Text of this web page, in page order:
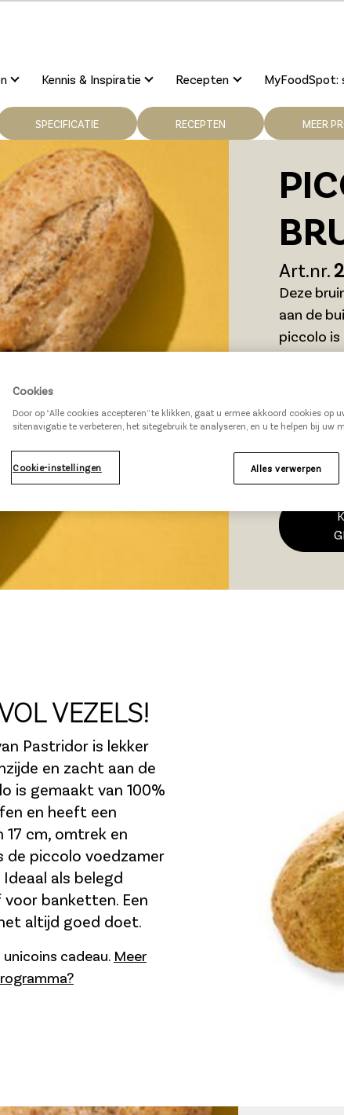
Kennis & Inspiratie Recepten MyFoodSpot:
SPECIFICATIE RECEPTEN MEER
Art.nr.
Deze
aan de
piccolo
Bekijk
VEZELS!
Pastridor is lekker
en zacht aan de
is gemaakt van 100%
en heeft een
cm, omtrek en
de piccolo voedzamer
als belegd
banketten. Een
altijd goed doet.
cadeau. Meer
Cookies
Door op “Alle cookies accepteren” te klikken, gaat u ermee akkoord cookies op
sitenavigatie te verbeteren, het sitegebruik te analyseren, en u te helpen bij uw
Cookie-instellingen Alles verwerpen